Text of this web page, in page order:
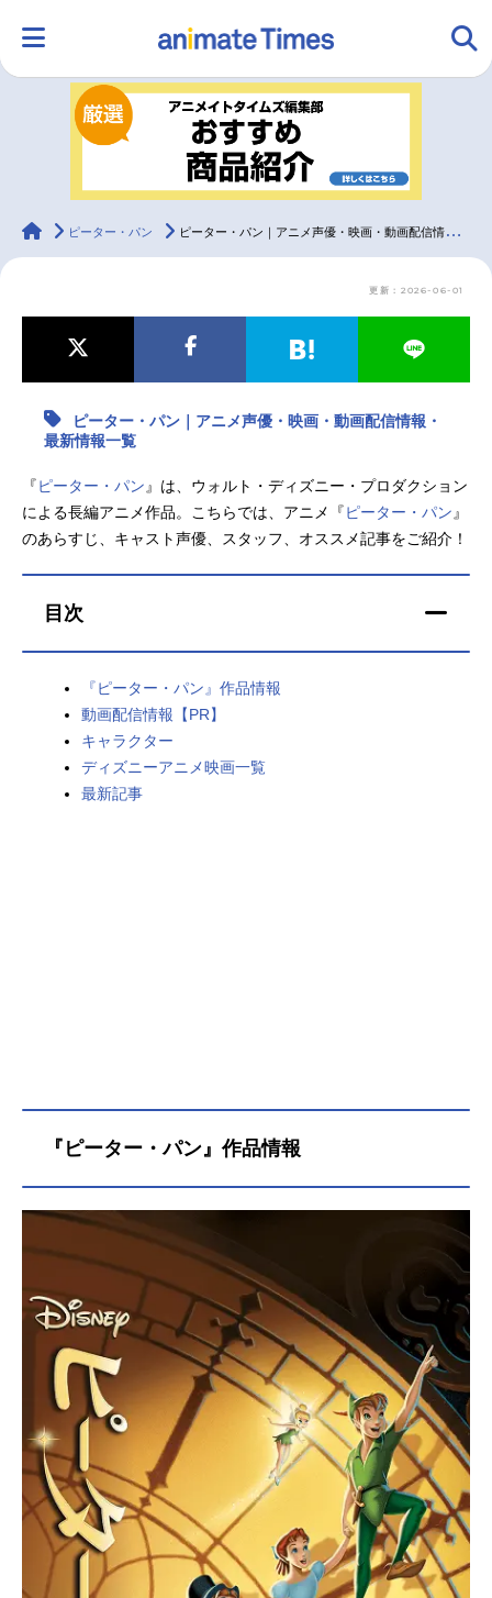
ランキング アニメ
ラジオ みんなの声
最新記事一覧
アニメ記事一覧 声優記事一覧
アニメ映画一覧 実写化映画一覧
今期アニメ曜日別一覧
春アニメ
男性声優/女性声優一覧
FOLLOW US
animateTimes
ピーター・パン ピーター・パン｜アニメ声優・映画・動画配信情報・最新情報一覧
更新：2026-06-01
ピーター・パン｜アニメ声優・映画・動画配信情報・
最新情報一覧
『ピーター・パン 』は、ウォルト・ディズニー・プロダクション
による長編アニメ作品。こちらでは、アニメ『ピーター・パン 』
のあらすじ、キャスト声優、スタッフ、オススメ記事をご紹介！
目次
『ピーター・パン』作品情報
動画配信情報【PR】
キャラクター
ディズニーアニメ映画一覧
最新記事
『ピーター・パン』作品情報